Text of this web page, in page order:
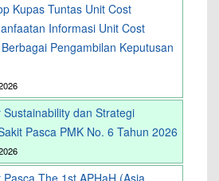
Kupas Tuntas Unit Cost
Informasi Unit Cost
Pengambilan Keputusan
dan Strategi
Pasca PMK No. 6 Tahun 2026
The 1st APHaH (Asia